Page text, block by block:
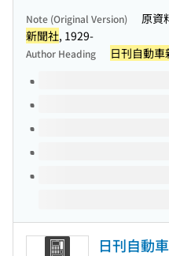
Note (Original Version) 原資
新聞社, 1929-
Author Heading 日刊自動車
Volumes of this title
日刊自動